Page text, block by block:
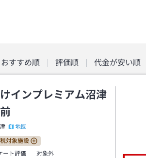
おすすめ順 評価順 代金が安い順
インプレミアム沼津
地図
対象施設
ート評価
対象外